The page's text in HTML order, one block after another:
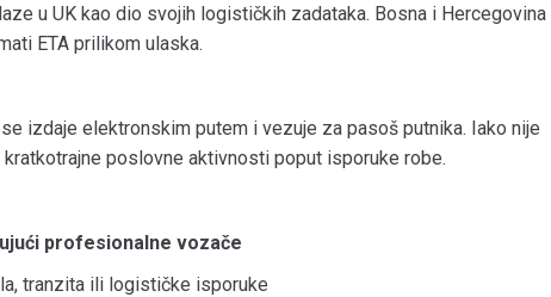
u UK kao dio svojih logističkih zadataka. Bosna i Hercegovina
ETA prilikom ulaska.
izdaje elektronskim putem i vezuje za pasoš putnika. Iako nije
kratkotrajne poslovne aktivnosti poput isporuke robe.
profesionalne vozače
tranzita ili logističke isporuke